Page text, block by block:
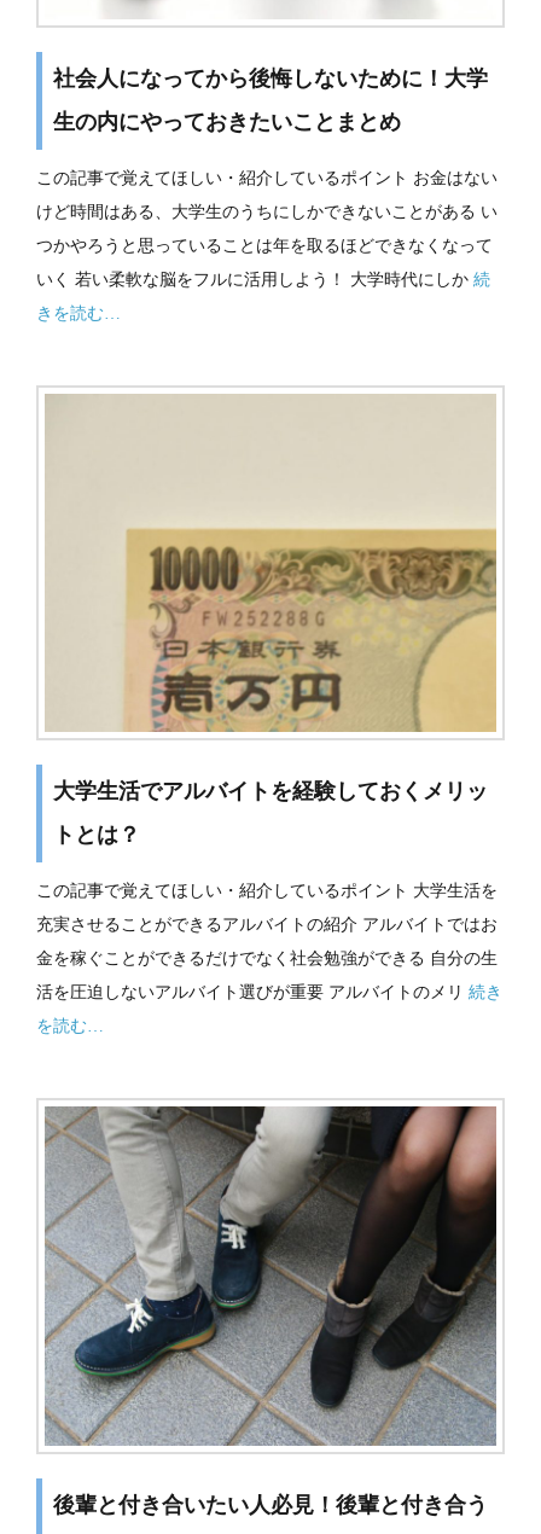
社会人になってから後悔しないために！大学
生の内にやっておきたいことまとめ
この記事で覚えてほしい・紹介しているポイント お金はない
けど時間はある、大学生のうちにしかできないことがある い
つかやろうと思っていることは年を取るほどできなくなって
いく 若い柔軟な脳をフルに活用しよう！ 大学時代にしか 続
きを読む…
大学生活でアルバイトを経験しておくメリッ
トとは？
この記事で覚えてほしい・紹介しているポイント 大学生活を
充実させることができるアルバイトの紹介 アルバイトではお
金を稼ぐことができるだけでなく社会勉強ができる 自分の生
活を圧迫しないアルバイト選びが重要 アルバイトのメリ 続き
を読む…
後輩と付き合いたい人必見！後輩と付き合う